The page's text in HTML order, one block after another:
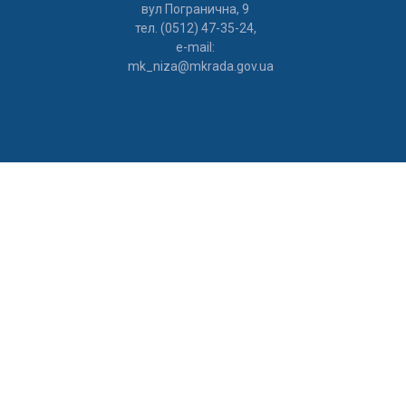
вул Погранична, 9
тел. (0512) 47-35-24,
e-mail:
mk_niza@mkrada.gov.ua